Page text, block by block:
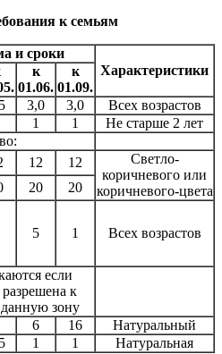
к семьям
и сроки
Характеристики
к
01.06.
к
01.09.
3,0 3,0
Всех возрастов
1 1
Не старше 2 лет
12 12
Светло-
коричневого или
коричневого-цвета
20
20
5 1 Всех возрастов
если
к
зону
6 16
Натуральный
1 1 Натуральная